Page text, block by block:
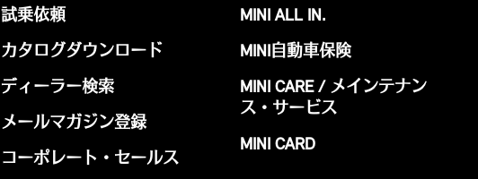
試乗依頼
カタログダウンロード
ディーラー検索
メールマガジン登録
コーポレート・セールス
MINI ALL IN.
MINI自動車保険
MINI CARE / メインテナン
ス・サービス
MINI CARD